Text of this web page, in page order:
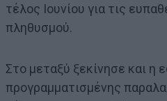
τέλος Ιουνίου για τις
πληθυσμού.
Στο μεταξύ ξεκίνησε και η
προγραμματισμένης